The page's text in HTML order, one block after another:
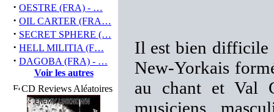
· OESTRE (FRA) - …
· OIL CARTER (FRA…
· SECRET SPHERE (…
· HELL MILITIA (F…
· DAGOBA (FRA) - …
Voir les autres
CD Reviews Aléatoires
Il est bien difficile
New-Yorkais
au chant et Val
musiciens